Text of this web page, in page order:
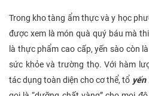
Trong kho tàng ẩm thực và y học
được xem là món quà quý báu mà
là thực phẩm cao cấp, yến sào còn
sức khỏe và trường thọ. Với hàm
tác dụng toàn diện cho cơ thể, tổ